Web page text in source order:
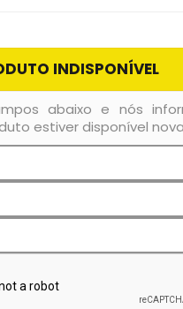
INDISPONÍVEL
abaixo e nós
estiver disponível